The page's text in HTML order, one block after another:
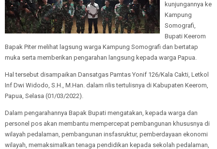
kunjungannya ke
Kampung
Somografi,
Bupati Keerom
Bapak Piter melihat lagsung warga Kampung Somografi dan bertatap
muka serta memberikan pengarahan langsung kepada warga Papua.
Hal tersebut disampaikan Dansatgas Pamtas Yonif 126/Kala Cakti, Letkol
Inf Dwi Widodo, S.H., M.Han. dalam rilis tertulisnya di Kabupaten Keerom,
Papua, Selasa (01/03/2022).
Dalam pengarahannya Bapak Bupati mengatakan, kepada warga dan
personel pos akan membantu mempercepat pembangunan khususnya di
wilayah pedalaman, pembangunan insfasruktur, pemberdayaan ekonomi
wilayah, memaksimalkan tenaga pendidikan kepada sekolah pedalaman,